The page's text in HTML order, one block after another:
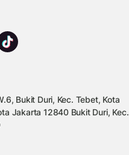
Bukit Duri, Kec. Tebet, Kota
Jakarta 12840 Bukit Duri, Kec.